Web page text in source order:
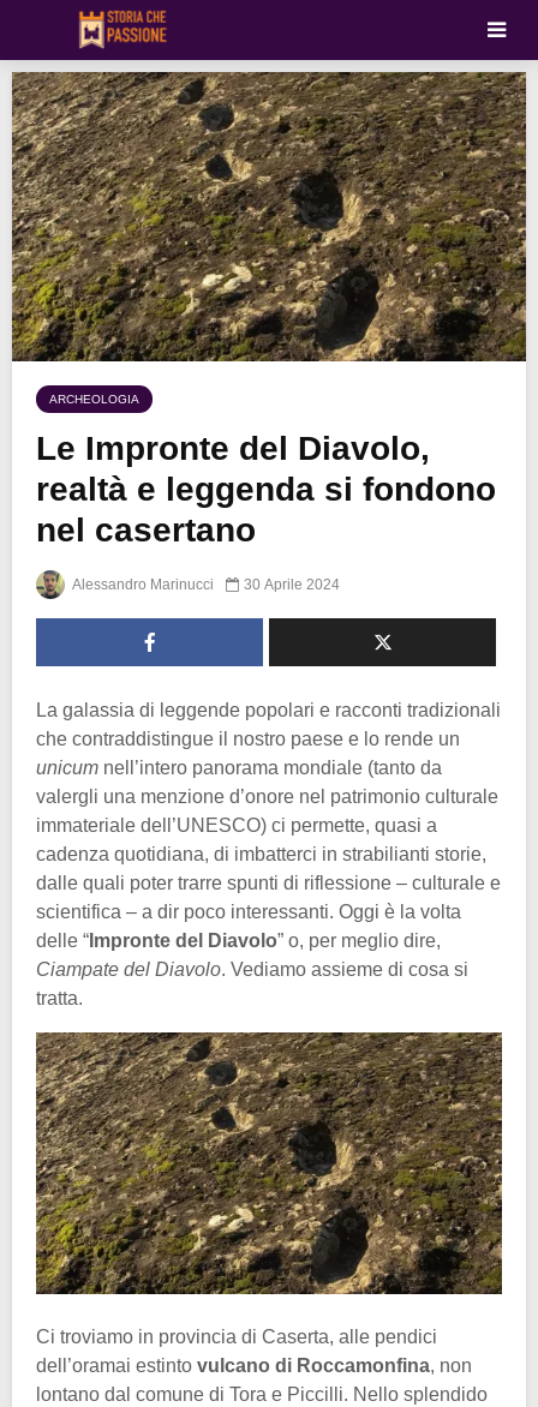
ARCHEOLOGIA
Le Impronte del Diavolo,
realtà e leggenda si fondono
nel casertano
Alessandro Marinucci 30 Aprile 2024
La galassia di leggende popolari e racconti tradizionali
che contraddistingue il nostro paese e lo rende un
unicum nell’intero panorama mondiale (tanto da
valergli una menzione d’onore nel patrimonio culturale
immateriale dell’UNESCO) ci permette, quasi a
cadenza quotidiana, di imbatterci in strabilianti storie,
dalle quali poter trarre spunti di riflessione – culturale e
scientifica – a dir poco interessanti. Oggi è la volta
delle “ Impronte del Diavolo” o, per meglio dire,
Ciampate del Diavolo. Vediamo assieme di cosa si
tratta.
Ci troviamo in provincia di Caserta, alle pendici
dell’oramai estinto vulcano di Roccamonfina, non
lontano dal comune di Tora e Piccilli. Nello splendido